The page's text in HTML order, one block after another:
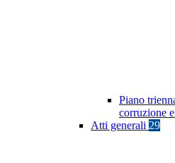
Piano
corruzione
Atti generali 29